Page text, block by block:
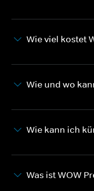
Wie viel kostet
Wie und wo
Wie kann ich
Was ist WOW